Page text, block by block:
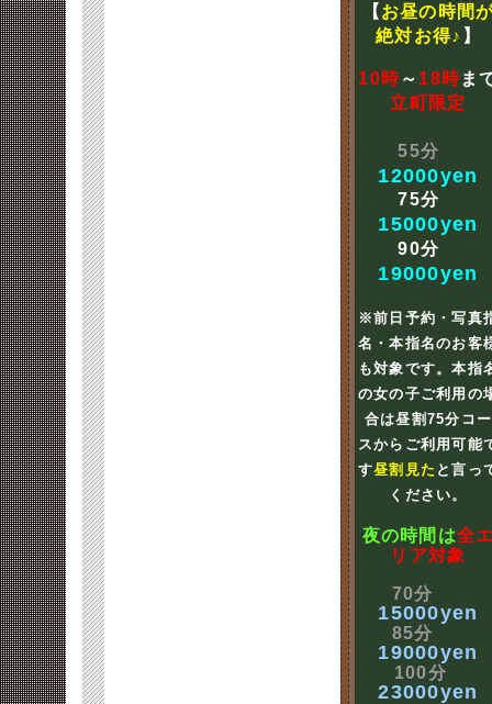
【 お昼の時間
絶対お得♪ 】
10時～ 18時ま
立町限定
55分
12000yen
75分
15000yen
90分
19000yen
※前日予約・写真
名・本指名のお客
も対象です。本指
の女の子ご利用の
合は昼割75分コー
スからご利用可能
す昼割見た と言っ
ください。
夜の時間は全
リア対象
70分
15000yen
85分
19000yen
100分
23000yen